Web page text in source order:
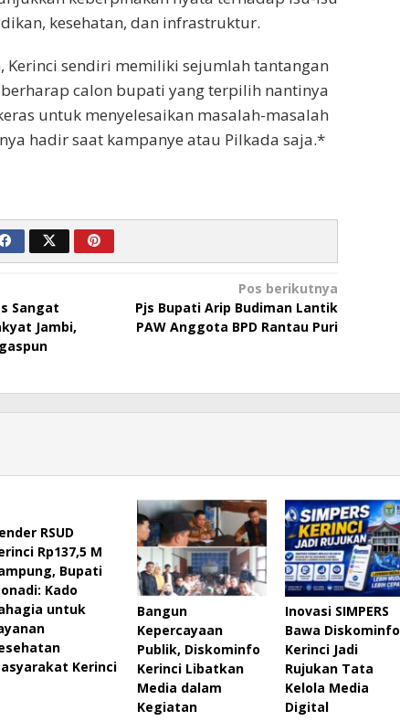
kesehatan, dan infrastruktur.
Kerinci sendiri memiliki sejumlah tantangan
calon bupati yang terpilih nantinya
untuk menyelesaikan masalah-masalah
hadir saat kampanye atau Pilkada saja.*
Sangat
Jambi,
Pos berikutnya
Pjs Bupati Arip Budiman Lantik
PAW Anggota BPD Rantau Puri
RSUD
Rp137,5 M
Bupati
Kado
untuk
Kerinci
Bangun
Kepercayaan
Publik, Diskominfo
Kerinci Libatkan
Media dalam
Kegiatan
Inovasi SIMPERS
Bawa Diskominfo
Kerinci Jadi
Rujukan Tata
Kelola Media
Digital